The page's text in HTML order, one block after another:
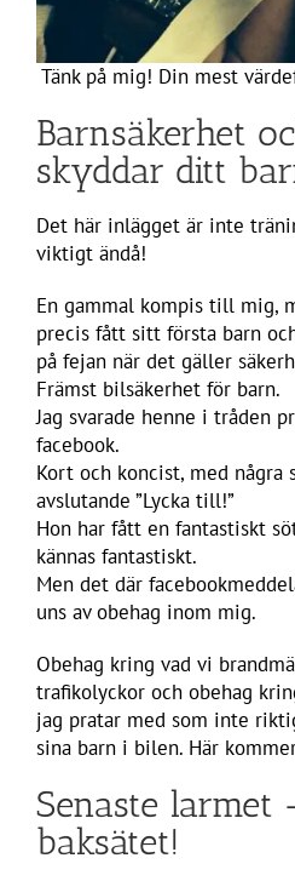
Tänk på mig! Din mest
Barnsäkerhet
skyddar ditt
Det här inlägget är inte
viktigt ändå!
En gammal kompis till mig,
precis fått sitt första barn
på fejan när det gäller
Främst bilsäkerhet för barn.
Jag svarade henne i tråden
facebook.
Kort och koncist, med några
avslutande ”Lycka till!”
Hon har fått en fantastiskt
kännas fantastiskt.
Men det där
uns av obehag inom mig.
Obehag kring vad vi
trafikolyckor och obehag
jag pratar med som inte
sina barn i bilen. Här
Senaste larmet
baksätet!